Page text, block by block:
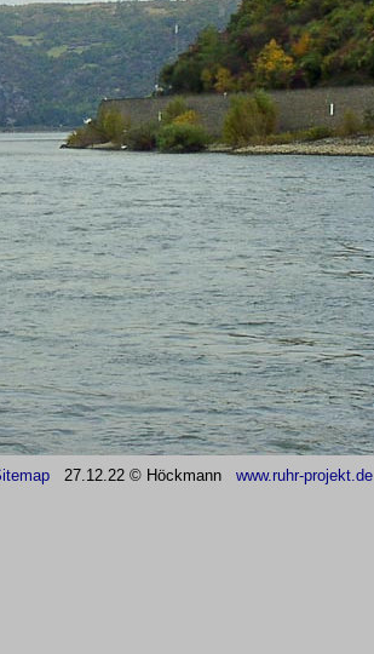
27.12.22 © Höckmann www.ruhr-projekt.de